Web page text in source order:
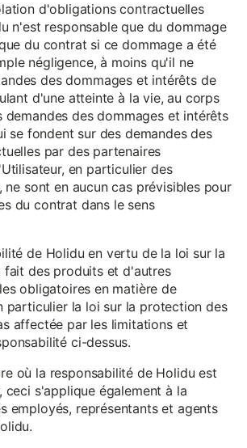
d'obligations contractuelles
n'est responsable que du dommage
du contrat si ce dommage a été
négligence, à moins qu'il ne
des dommages et intérêts de
d'une atteinte à la vie, au corps
demandes des dommages et intérêts
se fondent sur des demandes des
par des partenaires
en particulier des
ne sont en aucun cas prévisibles pour
du contrat dans le sens
de Holidu en vertu de la loi sur la
fait des produits et d'autres
obligatoires en matière de
particulier la loi sur la protection des
affectée par les limitations et
ci-dessus.
où la responsabilité de Holidu est
ceci s'applique également à la
employés, représentants et agents